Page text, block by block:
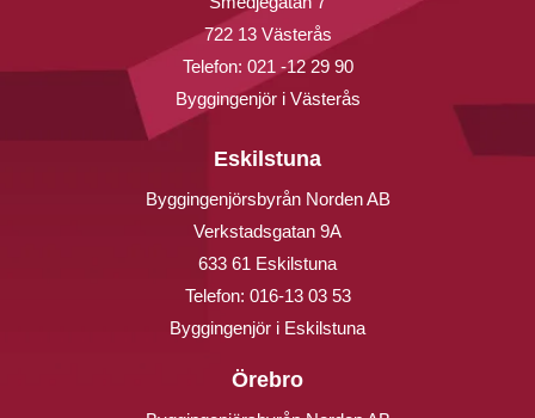
722 13 Västerås
Telefon: 021 -12 29 90
Byggingenjör i Västerås
Eskilstuna
Byggingenjörsbyrån Norden AB
Verkstadsgatan 9A
633 61 Eskilstuna
Telefon: 016-13 03 53
Byggingenjör i Eskilstuna
Örebro